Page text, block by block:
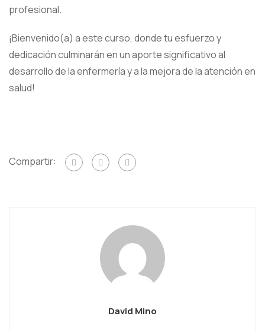
profesional.
¡Bienvenido(a) a este curso, donde tu esfuerzo y
dedicación culminarán en un aporte significativo al
desarrollo de la enfermería y a la mejora de la atención en
salud!
Compartir:
David Mino